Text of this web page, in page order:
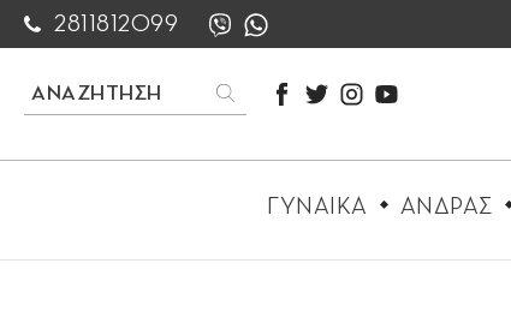
2811812099
ΓΥΝΑΙΚΑ ΑΝΔΡΑΣ